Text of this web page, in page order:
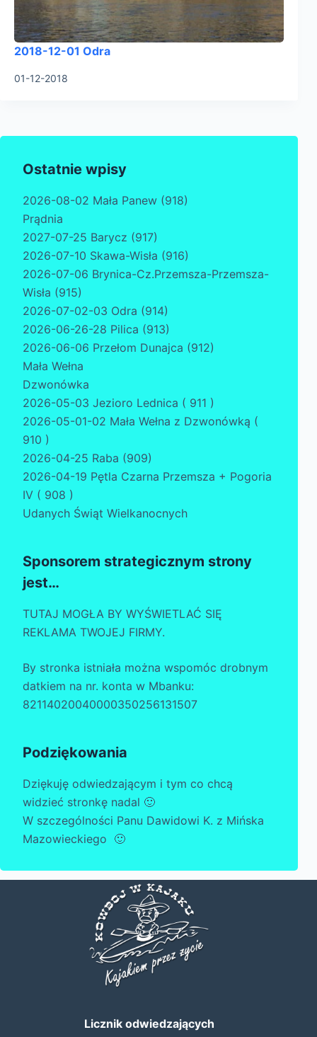
2018-12-01 Odra
01-12-2018
Ostatnie wpisy
2026-08-02 Mała Panew (918)
Prądnia
2027-07-25 Barycz (917)
2026-07-10 Skawa-Wisła (916)
2026-07-06 Brynica-Cz.Przemsza-Przemsza-
Wisła (915)
2026-07-02-03 Odra (914)
2026-06-26-28 Pilica (913)
2026-06-06 Przełom Dunajca (912)
Mała Wełna
Dzwonówka
2026-05-03 Jezioro Lednica ( 911 )
2026-05-01-02 Mała Wełna z Dzwonówką (
910 )
2026-04-25 Raba (909)
2026-04-19 Pętla Czarna Przemsza + Pogoria
IV ( 908 )
Udanych Świąt Wielkanocnych
Sponsorem strategicznym strony
jest…
TUTAJ MOGŁA BY WYŚWIETLAĆ SIĘ
REKLAMA TWOJEJ FIRMY.
By stronka istniała można wspomóc drobnym
datkiem na nr. konta w Mbanku:
82114020040000350256131507
Podziękowania
Dziękuję odwiedzającym i tym co chcą
widzieć stronkę nadal 🙂
W szczególności Panu Dawidowi K. z Mińska
Mazowieckiego 🙂
Licznik odwiedzających